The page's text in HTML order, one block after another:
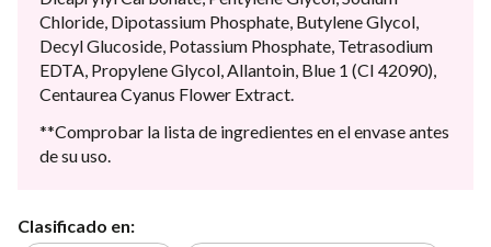
Chloride, Dipotassium Phosphate, Butylene Glycol,
Decyl Glucoside, Potassium Phosphate, Tetrasodium
EDTA, Propylene Glycol, Allantoin, Blue 1 (CI 42090),
Centaurea Cyanus Flower Extract.
**Comprobar la lista de ingredientes en el envase antes
de su uso.
Clasificado en: